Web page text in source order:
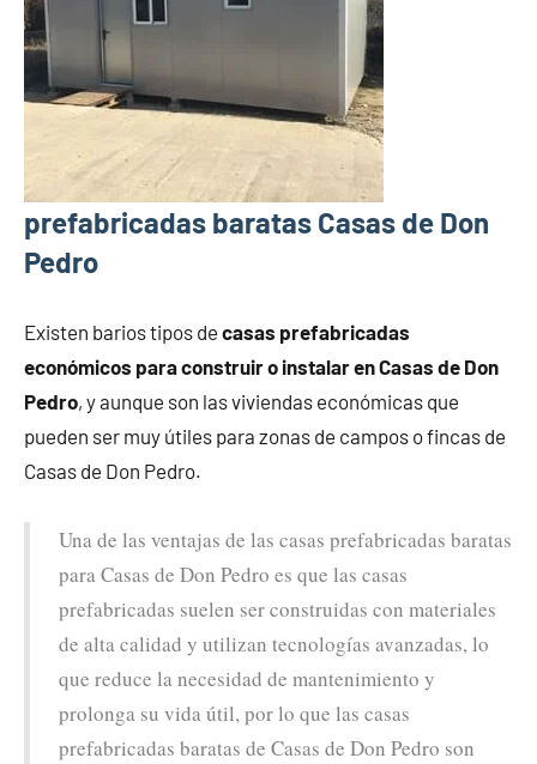
prefabricadas baratas Casas de Don
Pedro
Existen barios tipos de casas prefabricadas
económicos para construir o instalar en Casas de Don
Pedro, y aunque son las viviendas económicas que
pueden ser muy útiles para zonas de campos o fincas de
Casas de Don Pedro.
Una de las ventajas de las casas prefabricadas baratas
para Casas de Don Pedro es que las casas
prefabricadas suelen ser construidas con materiales
de alta calidad y utilizan tecnologías avanzadas, lo
que reduce la necesidad de mantenimiento y
prolonga su vida útil, por lo que las casas
prefabricadas baratas de Casas de Don Pedro son